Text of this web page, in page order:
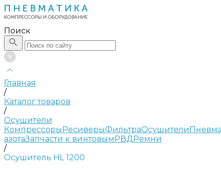
Поиск
Главная
/
Каталог товаров
/
Осушители
КомпрессорыРесиверыФильтраОсушители
азотаЗапчасти к винтовымРВДРемни
/
Осушитель HL 1200